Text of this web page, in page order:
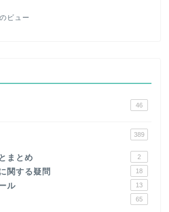
ビュー
46
389
まとめ 2
関する疑問 18
ル 13
65